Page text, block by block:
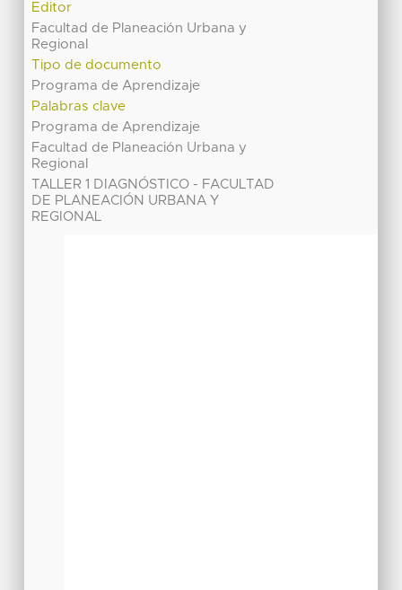
Editor
Facultad de Planeación Urbana y
Regional
Tipo de documento
Programa de Aprendizaje
Palabras clave
Programa de Aprendizaje
Facultad de Planeación Urbana y
Regional
TALLER 1 DIAGNÓSTICO - FACULTAD
DE PLANEACIÓN URBANA Y
REGIONAL